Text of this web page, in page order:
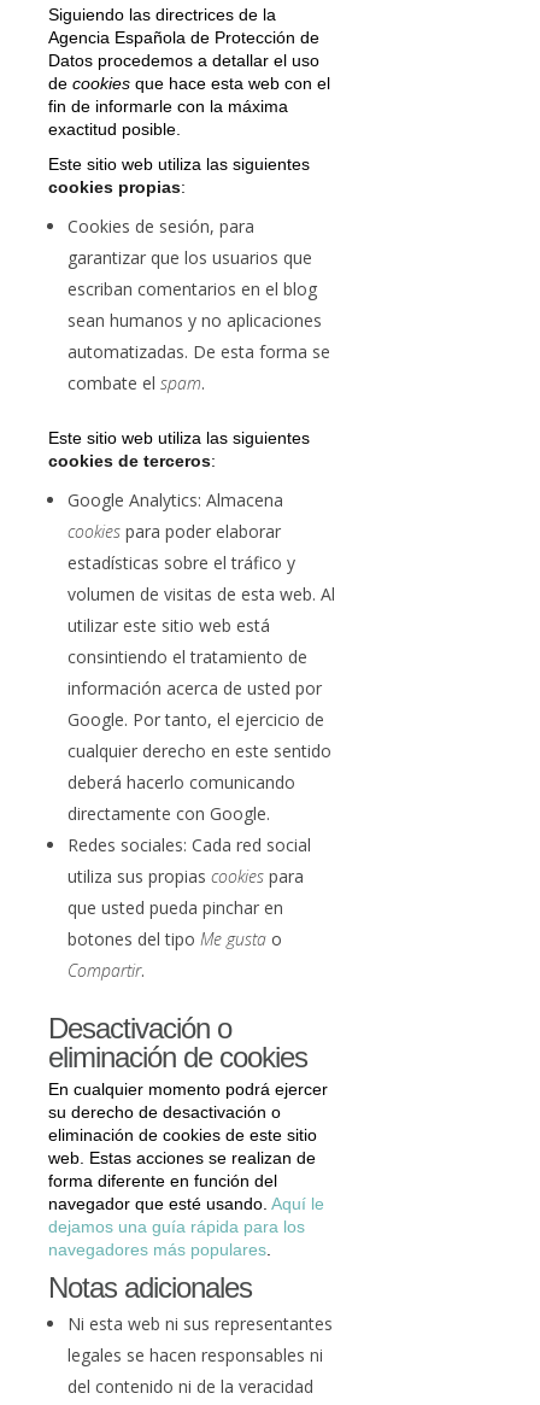
Siguiendo las directrices de la
Agencia Española de Protección de
Datos procedemos a detallar el uso
de cookies que hace esta web con el
fin de informarle con la máxima
exactitud posible.
Este sitio web utiliza las siguientes
cookies propias:
Cookies de sesión, para
garantizar que los usuarios que
escriban comentarios en el blog
sean humanos y no aplicaciones
automatizadas. De esta forma se
combate el spam.
Este sitio web utiliza las siguientes
cookies de terceros:
Google Analytics: Almacena
cookies para poder elaborar
estadísticas sobre el tráfico y
volumen de visitas de esta web. Al
utilizar este sitio web está
consintiendo el tratamiento de
información acerca de usted por
Google. Por tanto, el ejercicio de
cualquier derecho en este sentido
deberá hacerlo comunicando
directamente con Google.
Redes sociales: Cada red social
utiliza sus propias cookies para
que usted pueda pinchar en
botones del tipo Me gusta o
Compartir.
Desactivación o
eliminación de cookies
En cualquier momento podrá ejercer
su derecho de desactivación o
eliminación de cookies de este sitio
web. Estas acciones se realizan de
forma diferente en función del
navegador que esté usando. Aquí le
dejamos una guía rápida para los
navegadores más populares
Notas adicionales
Ni esta web ni sus representantes
legales se hacen responsables ni
del contenido ni de la veracidad